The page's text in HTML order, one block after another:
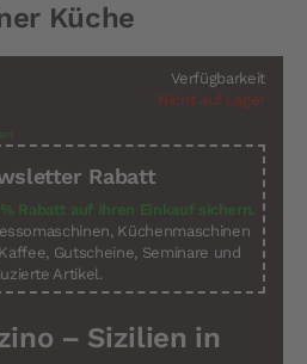
Küche
Verfügbarkeit
Nicht auf Lager
Rabatt
Rabatt auf Ihren Einkauf sichern.
Küchenmaschinen
Gutscheine, Seminare und
Artikel.
– Sizilien in